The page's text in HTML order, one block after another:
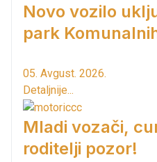
Novo vozilo
park
05. Avgust. 2026.
Detaljnije...
Mladi vozači,
roditelji pozor!